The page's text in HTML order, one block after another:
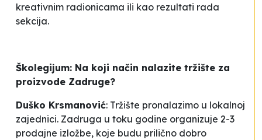
kreativnim radionicama ili kao rezultati rada
sekcija.
Školegijum: Na koji način nalazite tržište za
proizvode Zadruge?
Duško Krsmanović: Tržište pronalazimo u lokalnoj
zajednici. Zadruga u toku godine organizuje 2-3
prodajne izložbe, koje budu prilično dobro